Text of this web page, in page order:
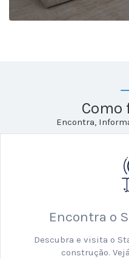
Como
Encontra,
Encontra o
Descubra e visita o
construção.